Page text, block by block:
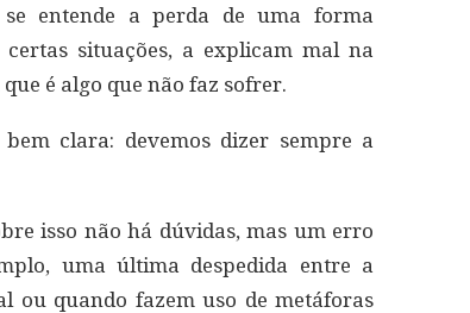
entende a perda de uma forma
situações, a explicam mal na
é algo que não faz sofrer.
clara: devemos dizer sempre a
isso não há dúvidas, mas um erro
uma última despedida entre a
ou quando fazem uso de metáforas